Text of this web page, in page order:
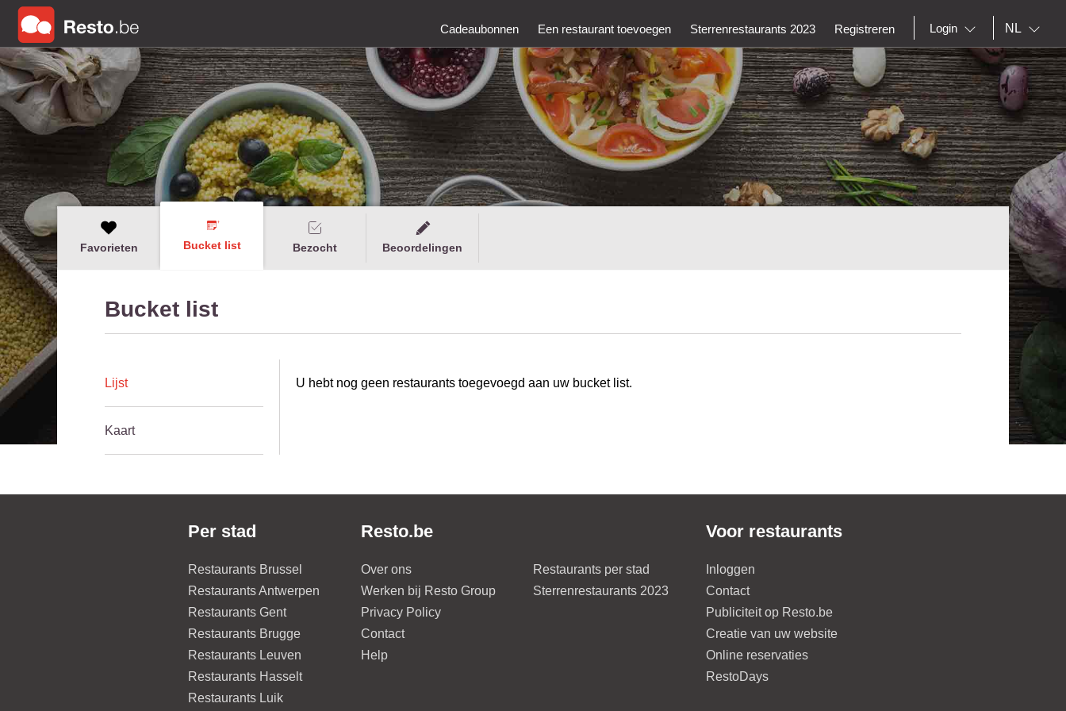
Cadeaubonnen Een restaurant toevoegen Sterrenrestaurants 2023 Registreren Login NL
Favorieten Bucket list Bezocht Beoordelingen
Bucket list
Lijst
Kaart
U hebt nog geen restaurants toegevoegd aan uw bucket list.
Per stad
Restaurants Brussel
Restaurants Antwerpen
Restaurants Gent
Restaurants Brugge
Restaurants Leuven
Restaurants Hasselt
Restaurants Luik
Resto.be
Over ons
Werken bij Resto Group
Privacy Policy
Contact
Help
Restaurants per stad
Sterrenrestaurants 2023
Voor restaurants
Inloggen
Contact
Publiciteit op Resto.be
Creatie van uw website
Online reservaties
RestoDays